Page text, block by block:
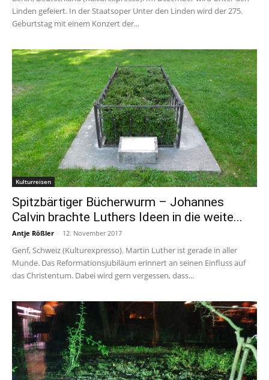
Linden gefeiert. In der Staatsoper Unter den Linden wird der 275.
Geburtstag mit einem Konzert der...
Kulturreisen
Spitzbärtiger Bücherwurm – Johannes
Calvin brachte Luthers Ideen in die weite...
Antje Rößler - 12. November 2017
Genf, Schweiz (Kulturexpresso). Martin Luther ist gerade in aller
Munde. Das Reformationsjubiläum erinnert an seinen Einfluss auf
das Christentum. Dabei wird gern vergessen, dass...